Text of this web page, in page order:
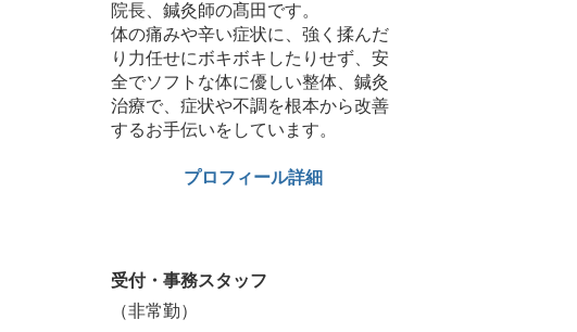
院長、鍼灸師の髙田です。
体の痛みや辛い症状に、強く揉んだ
り力任せにボキボキしたりせず、安
全でソフトな体に優しい整体、鍼灸
治療で、症状や不調を根本から改善
するお手伝いをしています。
プロフィール詳細
受付・事務スタッフ
（非常勤）